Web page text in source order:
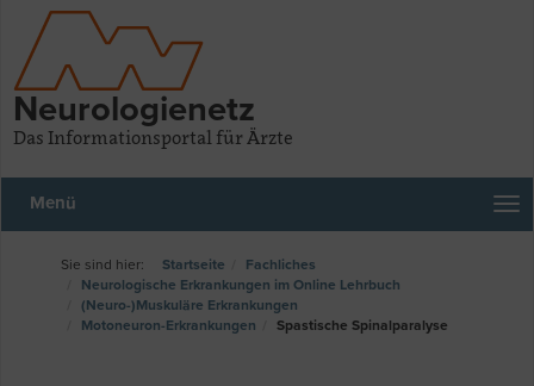
Neurologienetz
Das Informationsportal für Ärzte
Menü
Startseite
Fachliches
Neurologische Erkrankungen im Online Lehrbuch
(Neuro-)Muskuläre Erkrankungen
Motoneuron-Erkrankungen
Spastische Spinalparalyse